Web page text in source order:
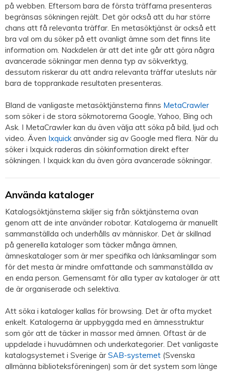
på webben. Eftersom bara de första träffarna presenteras
begränsas sökningen rejält. Det gör också att du har större
chans att få relevanta träffar. En metasöktjänst är också ett
bra val om du söker på ett ovanligt ämne som det finns lite
information om. Nackdelen är att det inte går att göra några
avancerade sökningar men denna typ av sökverktyg,
dessutom riskerar du att andra relevanta träffar utesluts när
bara de topprankade resultaten presenteras.
Bland de vanligaste metasöktjänsterna finns MetaCrawler
som söker i de stora sökmotorerna Google, Yahoo, Bing och
Ask. I MetaCrawler kan du även välja att söka på bild, ljud och
video. Även Ixquickanvänder sig av Google med flera. När du
söker i Ixquick raderas din sökinformation direkt efter
sökningen. I Ixquick kan du även göra avancerade sökningar.
Använda kataloger
Katalogsöktjänsterna skiljer sig från söktjänsterna ovan
genom att de inte använder robotar. Katalogerna är manuellt
sammanställda och underhålls av människor. Det är skillnad
på generella kataloger som täcker många ämnen,
ämneskataloger som är mer specifika och länksamlingar som
för det mesta är mindre omfattande och sammanställda av
en enda person. Gemensamt för alla typer av kataloger är att
de är organiserade och selektiva.
Att söka i kataloger kallas för browsing. Det är ofta mycket
enkelt. Katalogerna är uppbyggda med en ämnesstruktur
som gör att de täcker in massor med ämnen. Oftast är de
uppdelade i huvudämnen och underkategorier. Det vanligaste
katalogsystemet i Sverige är SAB-systemet (Svenska
allmänna biblioteksföreningen) som är det system som länge